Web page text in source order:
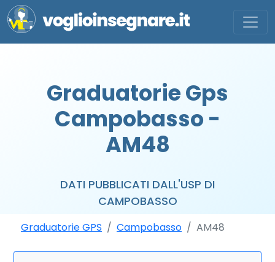
Graduatorie Gps
Campobasso -
AM48
DATI PUBBLICATI DALL'USP DI
CAMPOBASSO
Graduatorie GPS Campobasso AM48